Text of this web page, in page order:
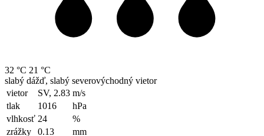
32 °C 21 °C
slabý dážď, slabý severovýchodný vietor
vietor
SV, 2.83 m/s
tlak
1016
hPa
vlhkosť 24
%
zrážky
0.13
mm